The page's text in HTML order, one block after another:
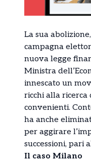
La sua
campagna
nuova legge
Ministra
innescato un
ricchi alla
convenienti.
ha anche
per aggirare
successioni, pari
Il caso Milano